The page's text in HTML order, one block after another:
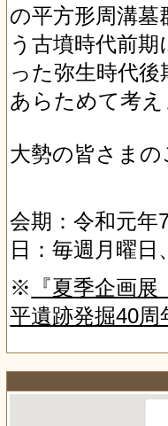
の平方形周溝
う古墳時代前
った弥生時代
あらためて考
大勢の皆さま
会期：令和元年
日：毎週月曜
※
『夏季企画
平遺跡発掘40周